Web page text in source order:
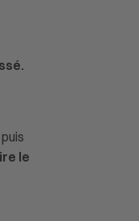
le